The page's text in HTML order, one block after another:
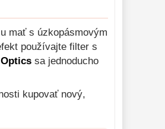
mať s úzkopásmovým
používajte filter s
sa jednoducho
kupovať nový,